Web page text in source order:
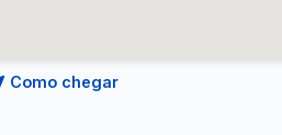
Como chegar